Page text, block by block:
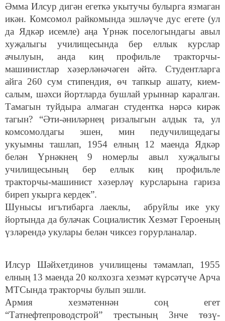
Әмма Илсур дигән егеткә укытучы булырга язмаган
икән. Комсомол райкомында эшләүче дус егете (ул
да Ядкәр исемле) аңа Үрнәк поселогындагы авыл
хуҗалыгы училищесында бер еллык курслар
ачылуын, анда киң профильле тракторчы-
машинистлар хәзерләнәчәген әйтә. Студентларга
айга 260 сум стипендия, өч тапкыр ашату, кием-
салым, шәхси йортларда бушлай урыннар каралган.
Тамагын туйдыра алмаган студентка нәрсә кирәк
тагын? “Әти-әниләрнең ризалыгын алдык та, ул
комсомолдагы эшен, мин педучилищедагы
укуымны ташлап, 1954 елның 12 маенда Ядкәр
белән Үрнәкнең 9 номерлы авыл хуҗалыгы
училищесының бер еллык киң профильле
тракторчы-машинист хәзерләү курсларына гариза
биреп укырга кердек”.
Шунысы игътибарга лаеклы, абруйлы ике уку
йортында да булачак Социалистик Хезмәт Героеның
үзләрендә укулары белән чиксез горурланалар.
Илсур Шәйхетдинов училищены тәмамлап, 1955
елның 13 маенда 20 колхозга хезмәт күрсәтүче Арча
МТСында тракторчы булып эшли.
Армия хезмәтеннән соң егет
“Татнефтепроводстрой” трестының 3нче төзү-